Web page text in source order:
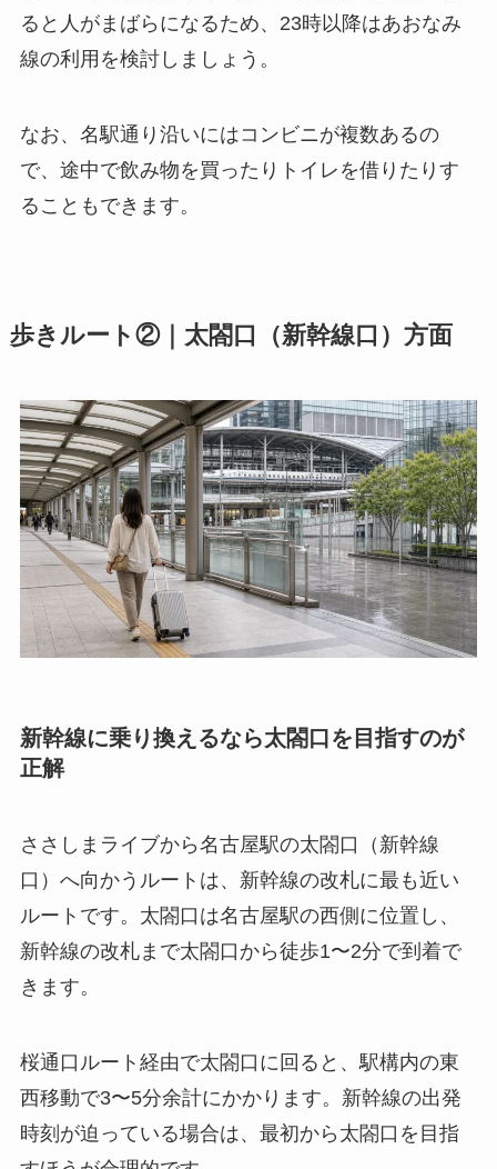
ると人がまばらになるため、23時以降はあおなみ
線の利用を検討しましょう。
なお、名駅通り沿いにはコンビニが複数あるの
で、途中で飲み物を買ったりトイレを借りたりす
ることもできます。
歩きルート②｜太閤口（新幹線口）方面
新幹線に乗り換えるなら太閤口を目指すのが
正解
ささしまライブから名古屋駅の太閤口（新幹線
口）へ向かうルートは、新幹線の改札に最も近い
ルートです。太閤口は名古屋駅の西側に位置し、
新幹線の改札まで太閤口から徒歩1〜2分で到着で
きます。
桜通口ルート経由で太閤口に回ると、駅構内の東
西移動で3〜5分余計にかかります。新幹線の出発
時刻が迫っている場合は、最初から太閤口を目指